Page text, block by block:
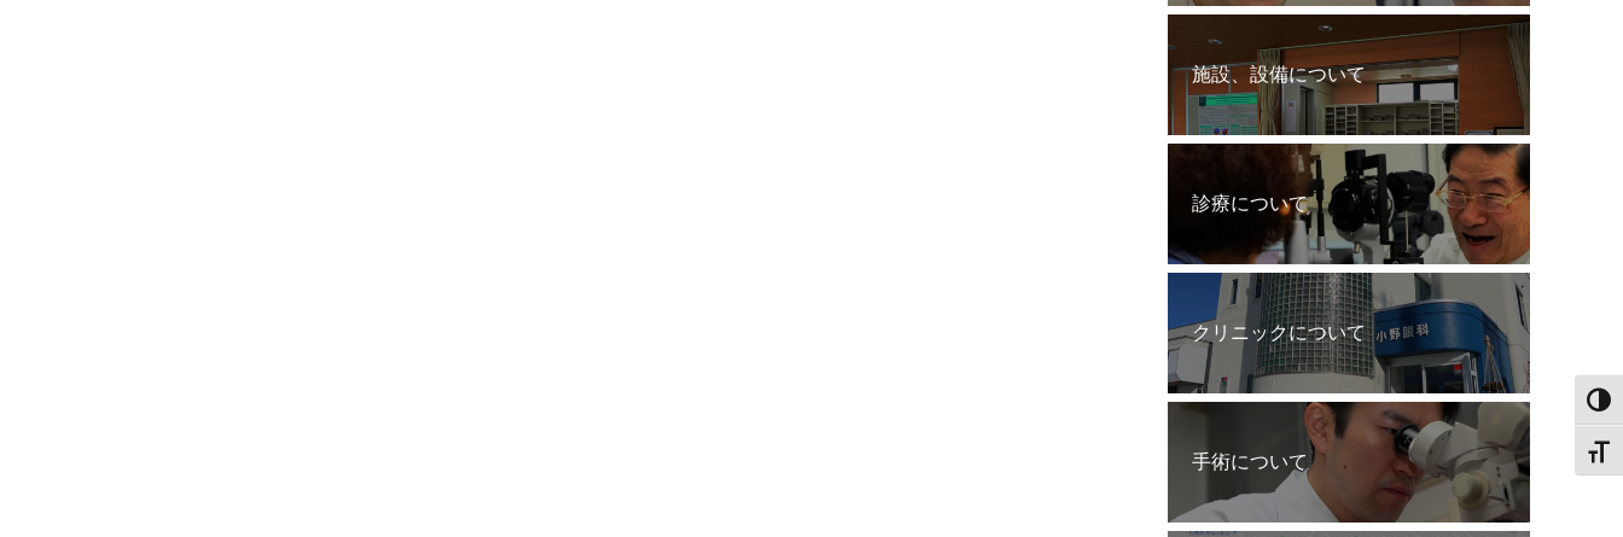
白黒
文字
施設、設備について
診療について
クリニックについて
手術について